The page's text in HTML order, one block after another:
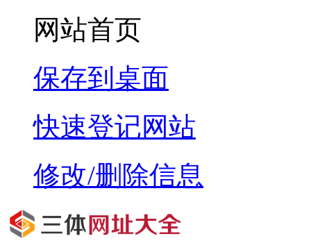
网站首页
保存到桌面
快速登记网站
修改/删除信息